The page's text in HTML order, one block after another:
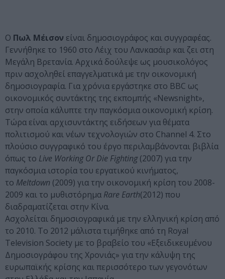
Ο Πωλ Μέισον είναι δημοσιογράφος και συγγραφέας.
Γεννήθηκε το 1960 στο Λέιχ του Λανκασάιρ και ζει στη
Μεγάλη Βρετανία. Αρχικά δούλεψε ως μουσικολόγος
πριν ασχοληθεί επαγγελματικά με την οικονομική
δημοσιογραφία. Για χρόνια εργάστηκε στο BBC ως
οικονομικός συντάκτης της εκπομπής «Newsnight»,
στην οποία κάλυπτε την παγκόσμια οικονομική κρίση.
Τώρα είναι αρχισυντάκτης ειδήσεων για θέματα
πολιτισμού και νέων τεχνολογιών στο Channel 4. Στο
πλούσιο συγγραφικό του έργο περιλαμβάνονται βιβλία
όπως το Live Working Or Die Fighting(2007) για την
παγκόσμια ιστορία του εργατικού κινήματος,
το Meltdown (2009) για την οικονομική κρίση του 2008-
2009 και το μυθιστόρημα Rare Earth(2012) που
διαδραματίζεται στην Κίνα.
Ασχολείται δημοσιογραφικά με την ελληνική κρίση από
το 2010. Το 2012 μάλιστα τιμήθηκε από τη Royal
Television Society με το βραβείο του «Εξειδικευμένου
Δημοσιογράφου της Χρονιάς» για την κάλυψη της
ευρωπαϊκής κρίσης και περισσότερο των γεγονότων